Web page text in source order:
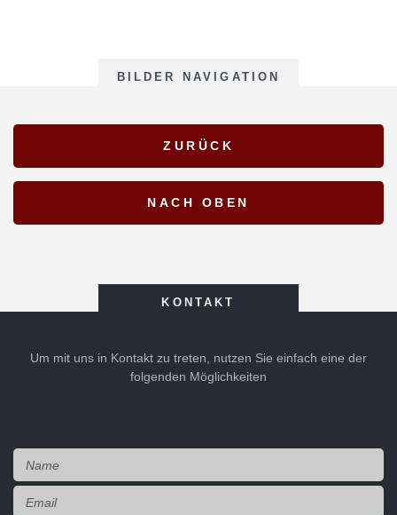
BILDER NAVIGATION
KONTAKT
Um mit uns in Kontakt zu treten, nutzen Sie einfach eine der
folgenden Möglichkeiten